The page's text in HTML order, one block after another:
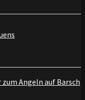
Angeln auf Barsch